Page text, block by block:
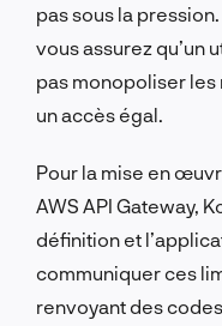
pas sous la
vous assurez qu’un
pas monopoliser les
un accès égal.
Pour la mise en
AWS API Gateway,
définition et
communiquer ces
renvoyant des